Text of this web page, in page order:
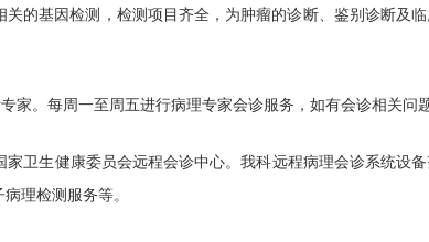
的基因检测，检测项目齐全，为肿瘤的诊断、鉴别诊断及
家。每周一至周五进行病理专家会诊服务，如有会诊相关问
卫生健康委员会远程会诊中心。我科远程病理会诊系统设
理检测服务等。